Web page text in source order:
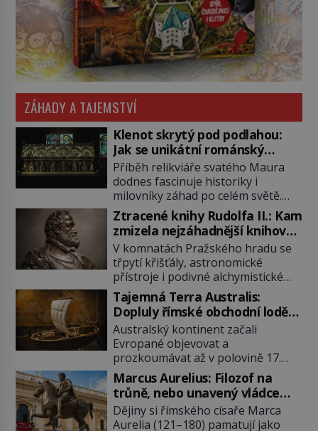
ZÁHADY A TAJEMSTVÍ
Klenot skrytý pod podlahou:
Jak se unikátní románský
poklad dostal do zapadlého
Bečova?
Příběh relikviáře svatého Maura
dodnes fascinuje historiky i
milovníky záhad po celém světě.
Tato románská zlatnická památka
ze 13. století je po českých
korunovačních klenotech druhým
nejcennějším movitým majetkem v
České republice. Přestože byl
klenot v roce 1985 po dramatickém
pátrání kriminalistů úspěšně
nalezen, jeho minulost stále
obestírá hustá mlha. Otázky, jak
přesně se tato […]
Ztracené knihy Rudolfa II.: Kam
zmizela nejzáhadnější knihovna
Evropy?
V komnatách Pražského hradu se
třpytí křišťály, astronomické
přístroje i podivné alchymistické
rukopisy. Císař Rudolf II.
shromažďuje vše, co souvisí s
tajemstvím přírody, hvězd i
lidského poznání. Jenže po jeho
smrti se jeho slavné sbírky začínají
rozpadat a část z nich mizí navždy.
Kdo odnesl nejvzácnější knihy? A
existují ještě někde zapomenuté
rukopisy, které nikdo […]
Tajemná Terra Australis:
Dopluly římské obchodní lodě
až do Austrálie?
Australský kontinent začali
Evropané objevovat a
prozkoumávat až v polovině 17.
století. Existuje však možnost, že
by se o tento vzdálený kontinent
mohly zajímat již evropské
starověké civilizace, a to o 15
Marcus Aurelius: Filozof na
trůně, nebo unavený vládce
závislý na opiu?
Dějiny si římského císaře Marca
Aurelia (121–180) pamatují jako